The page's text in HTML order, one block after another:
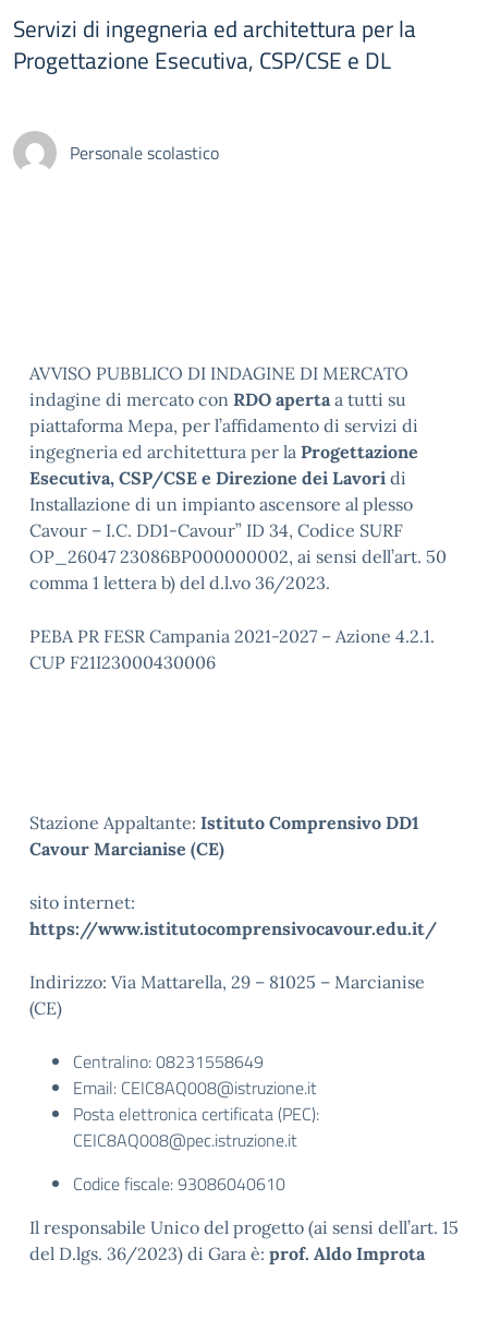
Servizi di ingegneria ed architettura per la
Progettazione Esecutiva, CSP/CSE e DL
Personale scolastico
AVVISO PUBBLICO DI INDAGINE DI MERCATO
indagine di mercato con RDO apertaa tutti su
piattaforma Mepa, per l’affidamento di servizi di
ingegneria ed architettura per la Progettazione
Esecutiva, CSP/CSE e Direzione dei Lavori di
Installazione di un impianto ascensore al plesso
Cavour – I.C. DD1-Cavour” ID 34, Codice SURF
OP_26047 23086BP000000002, ai sensi dell’art. 50
comma 1 lettera b) del d.l.vo 36/2023.
PEBA PR FESR Campania 2021-2027 – Azione 4.2.1.
CUP F21I23000430006
Stazione Appaltante: Istituto Comprensivo DD1
Cavour Marcianise (CE)
sito internet:
https://www.istitutocomprensivocavour.edu.it/
Indirizzo: Via Mattarella, 29 – 81025 – Marcianise
(CE)
Centralino: 08231558649
Email: CEIC8AQ008@istruzione.it
Posta elettronica certificata (PEC):
CEIC8AQ008@pec.istruzione.it
Codice fiscale: 93086040610
Il responsabile Unico del progetto (ai sensi dell’art. 15
del D.lgs. 36/2023) di Gara è: prof. Aldo Improta